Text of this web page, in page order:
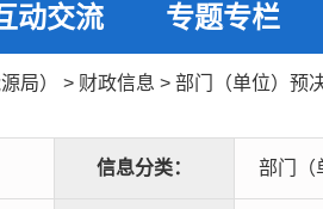
动交流 专题专栏
局） > 财政信息 > 部门（单位）预
信息分类： 部门（